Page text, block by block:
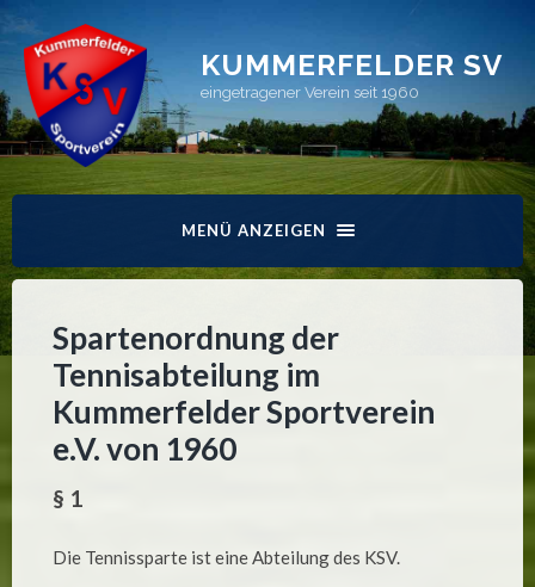
KUMMERFELDER SV
eingetragener Verein seit 1960
MENÜ ANZEIGEN
Spartenordnung der
Tennisabteilung im
Kummerfelder Sportverein
e.V. von 1960
§ 1
Die Tennissparte ist eine Abteilung des KSV.